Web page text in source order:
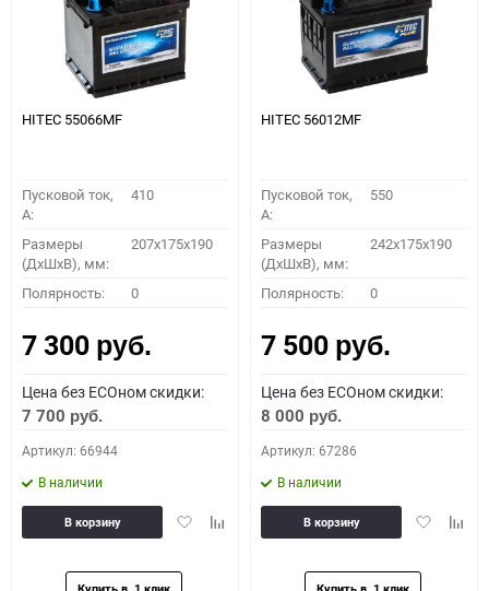
HITEC 55066MF
Пусковой ток,
A:
410
Размеры
(ДхШхВ), мм:
207x175x190
Полярность: 0
7 300 руб.
Цена без ECOном скидки:
7 700 руб.
Артикул: 66944
В наличии
ДобавитьДобавить
В корзину
HITEC 56012MF
Пусковой ток,
A:
550
Размеры
(ДхШхВ), мм:
242x175x190
Полярность: 0
7 500 руб.
Цена без ECOном скидки:
8 000 руб.
Артикул: 67286
В наличии
Добавить
В корзину